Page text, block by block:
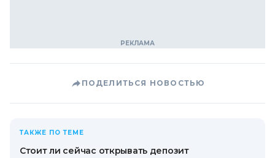
ПОДЕЛИТЬСЯ НОВОСТЬЮ
ТАКЖЕ ПО ТЕМЕ
Стоит ли сейчас открывать депозит